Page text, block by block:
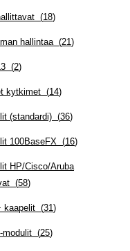
(18)
hallintaa (21)
(2)
kytkimet (14)
(standardi) (36)
100BaseFX (16)
HP/Cisco/Aruba
(58)
kaapelit (31)
modulit (25)